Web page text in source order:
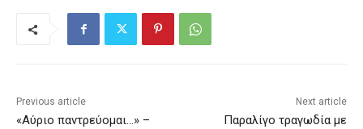
Previous article
«Αύριο παντρεύομαι…» –
Next article
Παραλίγο τραγωδία με